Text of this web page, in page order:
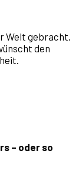
Welt gebracht.
den
– oder so